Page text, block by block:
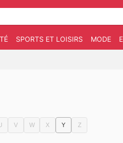
SPORTS ET LOISIRS MODE
V W X Y Z